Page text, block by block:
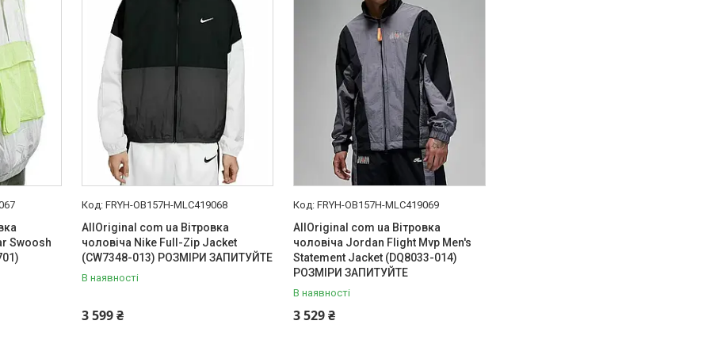
Swoosh
FRYH-OB157H-MLC419068
AllOriginal com ua Вітровка
чоловіча Nike Full-Zip Jacket
(CW7348-013) РОЗМІРИ ЗАПИТУЙТЕ
В наявності
3 599 ₴
FRYH-OB157H-MLC419069
AllOriginal com ua Вітровка
чоловіча Jordan Flight Mvp Men's
Statement Jacket (DQ8033-014)
РОЗМІРИ ЗАПИТУЙТЕ
В наявності
3 529 ₴